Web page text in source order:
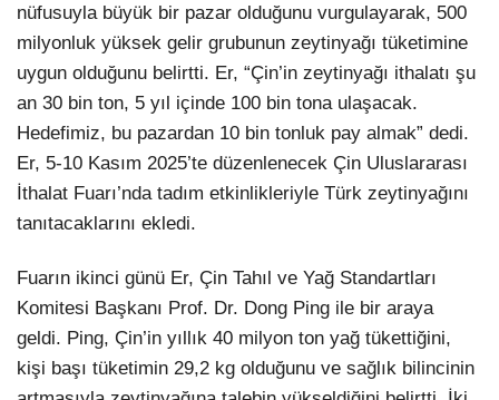
nüfusuyla büyük bir pazar olduğunu vurgulayarak, 500
milyonluk yüksek gelir grubunun zeytinyağı tüketimine
uygun olduğunu belirtti. Er, “Çin’in zeytinyağı ithalatı şu
an 30 bin ton, 5 yıl içinde 100 bin tona ulaşacak.
Hedefimiz, bu pazardan 10 bin tonluk pay almak” dedi.
Er, 5-10 Kasım 2025’te düzenlenecek Çin Uluslararası
İthalat Fuarı’nda tadım etkinlikleriyle Türk zeytinyağını
tanıtacaklarını ekledi.
Fuarın ikinci günü Er, Çin Tahıl ve Yağ Standartları
Komitesi Başkanı Prof. Dr. Dong Ping ile bir araya
geldi. Ping, Çin’in yıllık 40 milyon ton yağ tükettiğini,
kişi başı tüketimin 29,2 kg olduğunu ve sağlık bilincinin